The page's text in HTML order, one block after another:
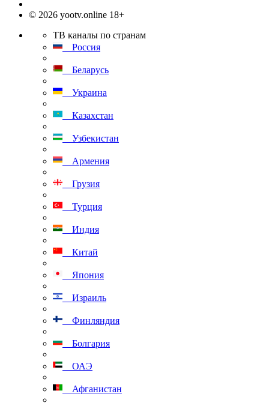
© 2026 yootv.online 18+
ТВ каналы по странам
Россия
Беларусь
Украина
Казахстан
Узбекистан
Армения
Грузия
Турция
Индия
Китай
Япония
Израиль
Финляндия
Болгария
ОАЭ
Афганистан